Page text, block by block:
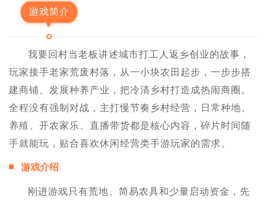
游戏简介
我要回村当老板讲述城市打工人返乡创业的故事，
玩家接手老家荒废村落，从一小块农田起步，一步步搭
建商铺、发展种养产业，把冷清乡村打造成热闹商圈。
全程没有强制对战，主打慢节奏乡村经营，日常种地、
养殖、开农家乐、直播带货都是核心内容，碎片时间随
手就能玩，贴合喜欢休闲经营类手游玩家的需求。
游戏介绍
刚进游戏只有荒地、简易农具和少量启动资金，先